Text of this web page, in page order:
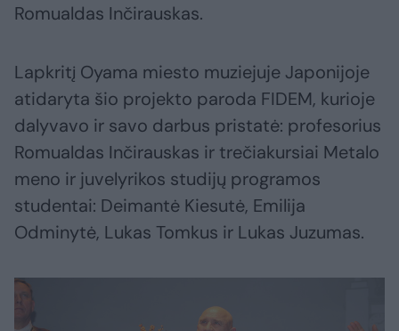
Romualdas Inčirauskas.
Lapkritį Oyama miesto muziejuje Japonijoje
atidaryta šio projekto paroda FIDEM, kurioje
dalyvavo ir savo darbus pristatė: profesorius
Romualdas Inčirauskas ir trečiakursiai Metalo
meno ir juvelyrikos studijų programos
studentai: Deimantė Kiesutė, Emilija
Odminytė, Lukas Tomkus ir Lukas Juzumas.